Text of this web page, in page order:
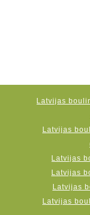
Latvijas
Latvijas
Latvijas
Latvijas
Latvijas
Latvijas